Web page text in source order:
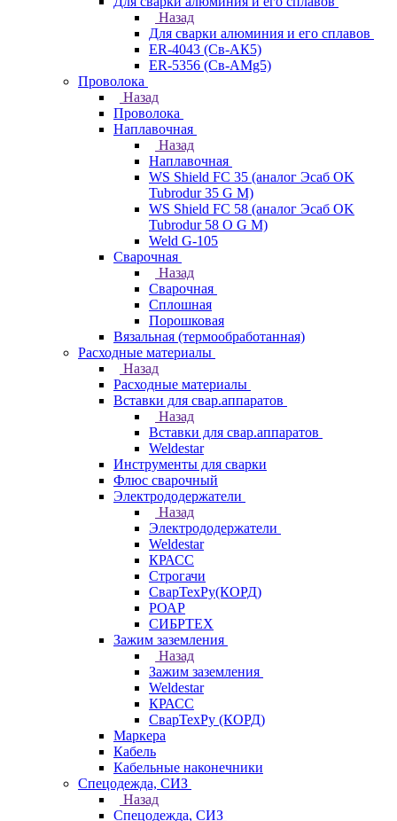
Назад
Для сварки алюминия и его сплавов
ER-4043 (Св-АК5)
ER-5356 (Св-АМg5)
Проволока
Назад
Проволока
Наплавочная
Назад
Наплавочная
WS Shield FC 35 (аналог Эсаб OK
Tubrodur 35 G M)
WS Shield FC 58 (аналог Эсаб OK
Tubrodur 58 O G M)
Weld G-105
Сварочная
Назад
Сварочная
Сплошная
Порошковая
Вязальная (термообработанная)
Расходные материалы
Назад
Расходные материалы
Вставки для свар.аппаратов
Назад
Вставки для свар.аппаратов
Weldestar
Инструменты для сварки
Флюс сварочный
Электрододержатели
Назад
Электрододержатели
Weldestar
КРАСС
Строгачи
СварТехРу(КОРД)
РОАР
СИБРТЕХ
Зажим заземления
Назад
Зажим заземления
Weldestar
КРАСС
СварТехРу (КОРД)
Маркера
Кабель
Кабельные наконечники
Спецодежда, СИЗ
Назад
Спецодежда, СИЗ